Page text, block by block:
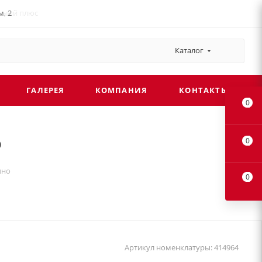
2 плюс
Каталог
ГАЛЕРЕЯ КОМПАНИЯ КОНТАКТЫ
Артикул номенклатуры:414964
0
0
0